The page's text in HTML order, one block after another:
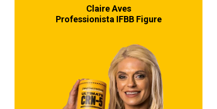
Claire Aves
Professionista IFBB Figure